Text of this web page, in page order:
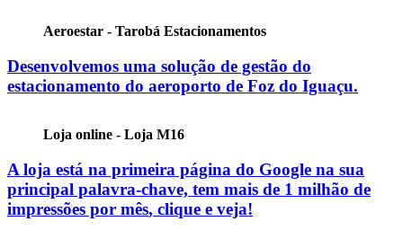
Aeroestar - Tarobá Estacionamentos
Desenvolvemos uma solução de gestão do
estacionamento do aeroporto de Foz do Iguaçu.
Loja online - Loja M16
A loja está na primeira página do Google na sua
principal palavra-chave, tem mais de 1 milhão de
impressões por mês, clique e veja!